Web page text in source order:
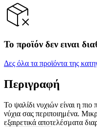
Το προϊόν δεν ειναι
Δες όλα τα προϊόντα της
Περιγραφή
Το ψαλίδι νυχιών είναι η πιο
νύχια σας περιποιημένα.
εξαιρετικά αποτελέσματα